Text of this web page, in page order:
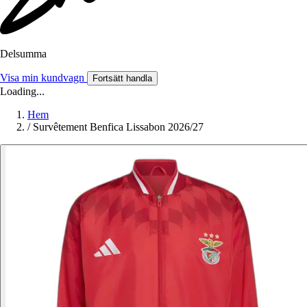
Delsumma
Visa min kundvagn Fortsätt handla
Loading...
Hem
/ Survêtement Benfica Lissabon 2026/27